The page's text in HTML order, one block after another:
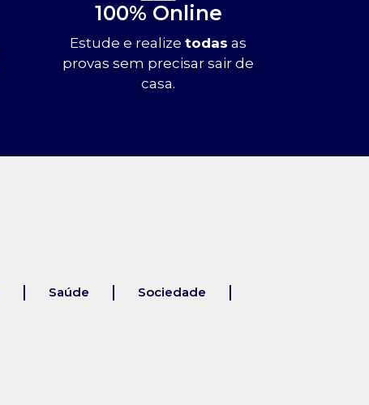
100% Online
Estude e realizetodas as
provas sem precisar sair de
casa.
Saúde Sociedade